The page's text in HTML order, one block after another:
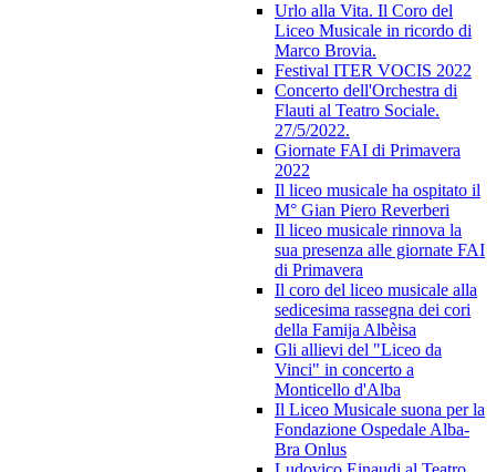
Urlo alla Vita. Il Coro del
Liceo Musicale in ricordo di
Marco Brovia.
Festival ITER VOCIS 2022
Concerto dell'Orchestra di
Flauti al Teatro Sociale.
27/5/2022.
Giornate FAI di Primavera
2022
Il liceo musicale ha ospitato il
M° Gian Piero Reverberi
Il liceo musicale rinnova la
sua presenza alle giornate FAI
di Primavera
Il coro del liceo musicale alla
sedicesima rassegna dei cori
della Famija Albèisa
Gli allievi del "Liceo da
Vinci" in concerto a
Monticello d'Alba
Il Liceo Musicale suona per la
Fondazione Ospedale Alba-
Bra Onlus